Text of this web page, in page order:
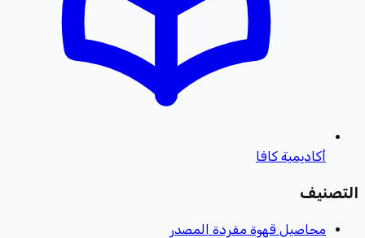
أكاديمية كافا
التصنيف
محاصيل قهوة مفردة المصدر